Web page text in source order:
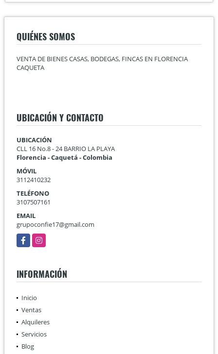
QUIÉNES SOMOS
VENTA DE BIENES CASAS, BODEGAS, FINCAS EN FLORENCIA
CAQUETA
UBICACIÓN Y CONTACTO
UBICACIÓN
CLL 16 No.8 - 24 BARRIO LA PLAYA
Florencia - Caquetá - Colombia
MÓVIL
3112410232
TELÉFONO
3107507161
EMAIL
grupoconfie17@gmail.com
FacebookInstagram
INFORMACIÓN
Inicio
Ventas
Alquileres
Servicios
Blog